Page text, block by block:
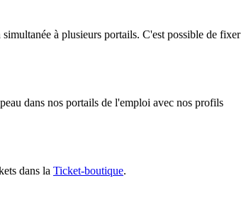
à plusieurs portails. C'est possible de fixer
dans nos portails de l'emploi avec nos profils
dans la Ticket-boutique.